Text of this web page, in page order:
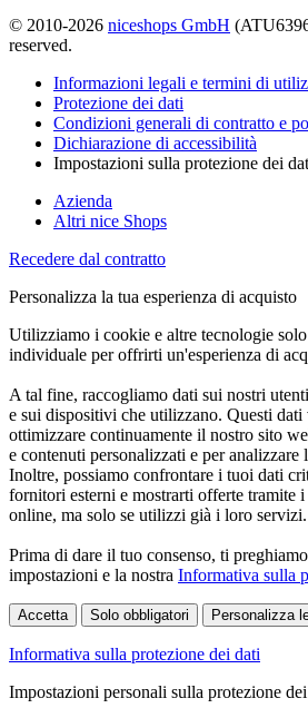
© 2010-2026 niceshops GmbH
reserved.
Informazioni legali e termini di
Protezione dei dati
Condizioni generali di contratto e
Dichiarazione di accessibilità
Impostazioni sulla protezione dei
Azienda
Altri nice Shops
Recedere dal contratto
Personalizza la tua esperienza di acquisto
Utilizziamo i cookie e altre tecnologie
individuale per offrirti un'esperienza di
A tal fine, raccogliamo dati sui nostri
e sui dispositivi che utilizzano. Questi
ottimizzare continuamente il nostro sito
e contenuti personalizzati e per analizzare
Inoltre, possiamo confrontare i tuoi dati
fornitori esterni e mostrarti offerte tramite
online, ma solo se utilizzi già i loro servizi.
Prima di dare il tuo consenso, ti
impostazioni e la nostra Informativa sulla
Accetta Solo obbligatori Personalizza
Informativa sulla protezione dei dati
Impostazioni personali sulla protezione